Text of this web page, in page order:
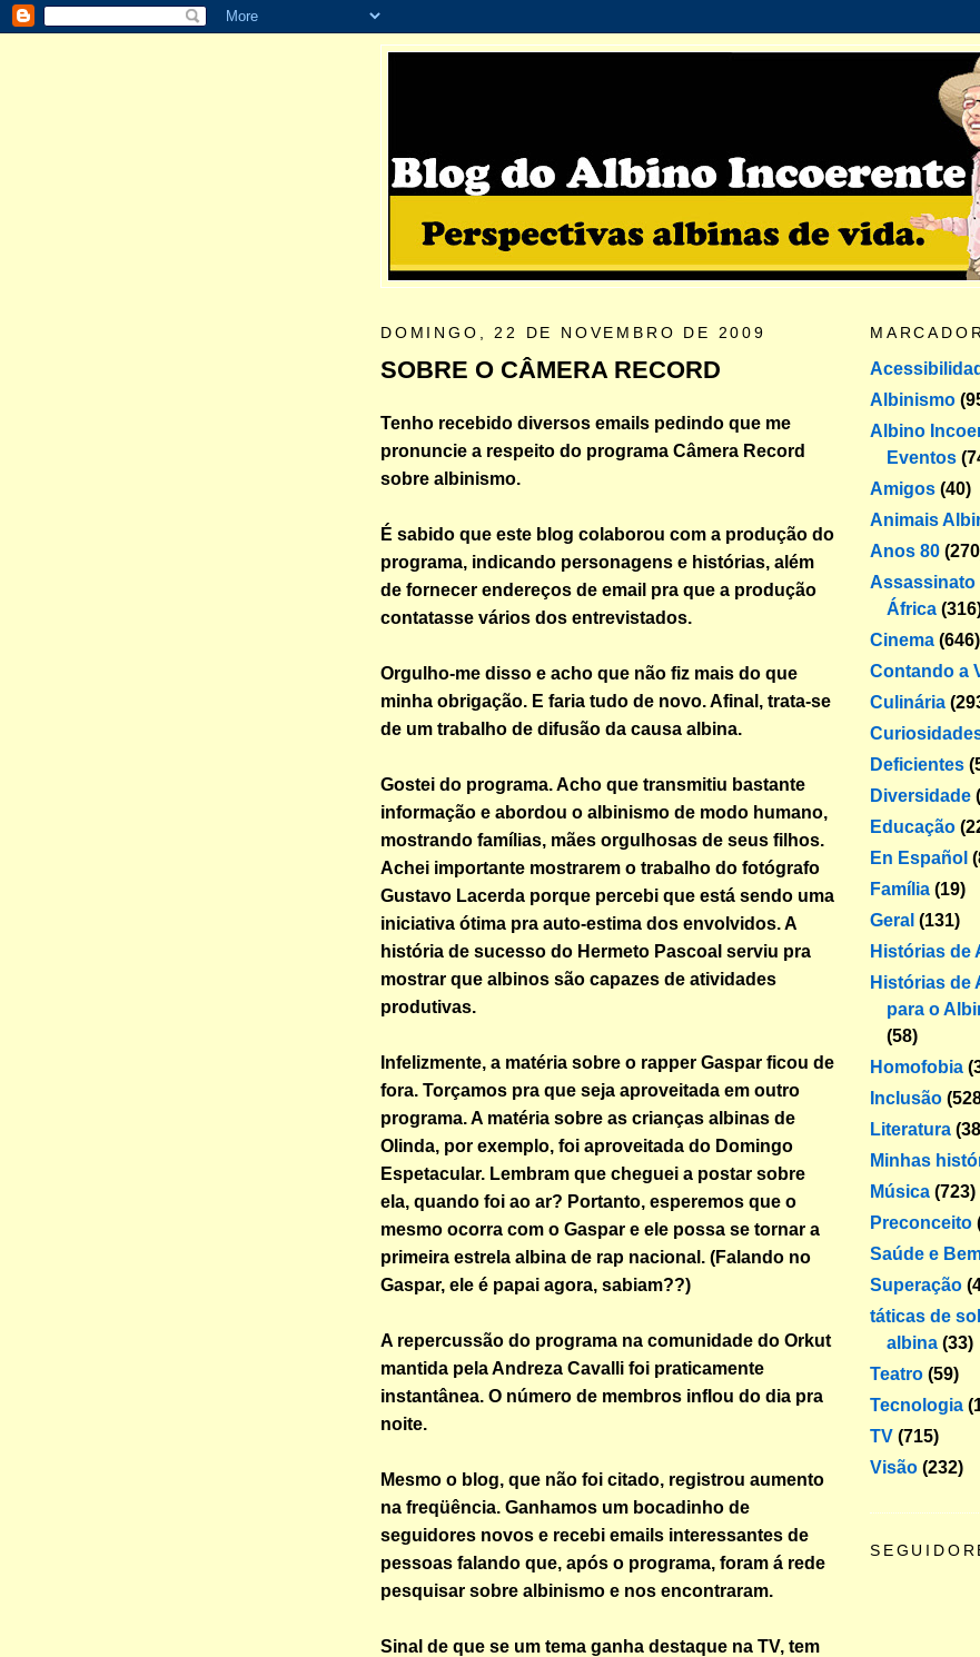
DOMINGO, 22 DE NOVEMBRO DE 2009
SOBRE O CÂMERA RECORD
Tenho recebido diversos emails pedindo que me
pronuncie a respeito do programa Câmera Record
sobre albinismo.
É sabido que este blog colaborou com a produção do
programa, indicando personagens e histórias, além
de fornecer endereços de email pra que a produção
contatasse vários dos entrevistados.
Orgulho-me disso e acho que não fiz mais do que
minha obrigação. E faria tudo de novo. Afinal, trata-se
de um trabalho de difusão da causa albina.
Gostei do programa. Acho que transmitiu bastante
informação e abordou o albinismo de modo humano,
mostrando famílias, mães orgulhosas de seus filhos.
Achei importante mostrarem o trabalho do fotógrafo
Gustavo Lacerda porque percebi que está sendo uma
iniciativa ótima pra auto-estima dos envolvidos. A
história de sucesso do Hermeto Pascoal serviu pra
mostrar que albinos são capazes de atividades
produtivas.
Infelizmente, a matéria sobre o rapper Gaspar ficou de
fora. Torçamos pra que seja aproveitada em outro
programa. A matéria sobre as crianças albinas de
Olinda, por exemplo, foi aproveitada do Domingo
Espetacular. Lembram que cheguei a postar sobre
ela, quando foi ao ar? Portanto, esperemos que o
mesmo ocorra com o Gaspar e ele possa se tornar a
primeira estrela albina de rap nacional. (Falando no
Gaspar, ele é papai agora, sabiam??)
A repercussão do programa na comunidade do Orkut
mantida pela Andreza Cavalli foi praticamente
instantânea. O número de membros inflou do dia pra
noite.
Mesmo o blog, que não foi citado, registrou aumento
na freqüência. Ganhamos um bocadinho de
seguidores novos e recebi emails interessantes de
pessoas falando que, após o programa, foram á rede
pesquisar sobre albinismo e nos encontraram.
Sinal de que se um tema ganha destaque na TV, tem
Albinismo
Albino
Eventos
Amigos (40)
Animais
Anos 80
Assassinato
África
Cinema (646)
Contando a
Culinária
Deficientes
Diversidade
Educação
En Español
Família (19)
Geral (131)
Histórias de
Histórias de
para o
(58)
Homofobia
Inclusão
Literatura
Minhas
Música (723)
Preconceito
Saúde e
Superação
táticas de
albina (33)
Teatro (59)
Tecnologia
TV (715)
Visão (232)